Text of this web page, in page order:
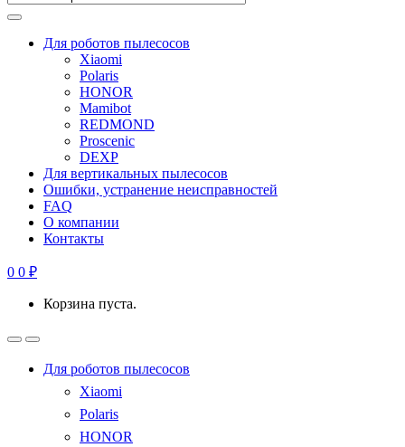
Для роботов пылесосов
Xiaomi
Polaris
HONOR
Mamibot
REDMOND
Proscenic
DEXP
Для вертикальных пылесосов
Ошибки, устранение неисправностей
FAQ
О компании
Контакты
0 0 ₽
Корзина пуста.
Для роботов пылесосов
Xiaomi
Polaris
HONOR